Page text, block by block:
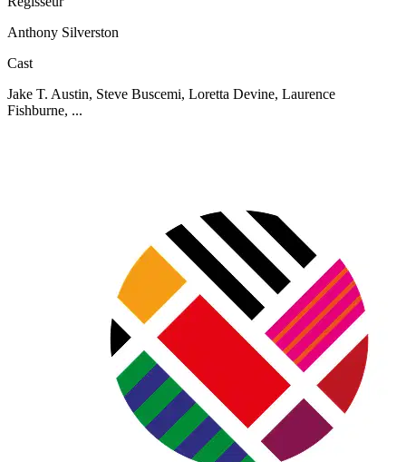
Anthony Silverston
Cast
Jake T. Austin, Steve Buscemi, Loretta Devine, Laurence
Fishburne, ...